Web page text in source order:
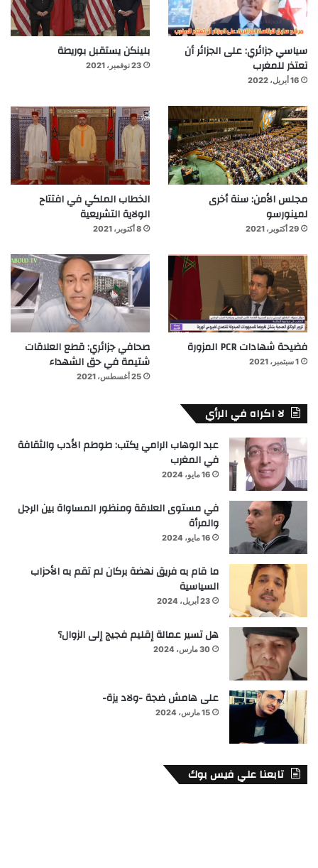
سياسي جزائري: على الجزائر أن
تعتذر للمغرب
16 أبريل، 2022
بلينكن يستقبل بوريطة
23 نوفمبر، 2021
مجلس الأمن: سنة أخرى
لمينورسو
29 أكتوبر، 2021
الخطاب الملكي في افتتاح
الولاية التشريعية
8 أكتوبر، 2021
فضيحة شهادات PCR المزورة
1 سبتمبر، 2021
صحافي جزائري: قطع العلاقات
شتيمة في حق الشهداء
25 أغسطس، 2021
لا اكراه في الرأي
عبد الوهاب الرامي يكتب: طوطم الأدب والثقافة
في المغرب
16 مايو، 2024
في مستوى العلاقة ومنظور المساواة بين الرجل
والمرأة
16 مايو، 2024
ما قام به فريق نهضة بركان لم تقم به الأحزاب
السياسية
23 أبريل، 2024
هل تسير عمالة إقليم فجيج إلى الزوال؟
30 مارس، 2024
على هامش ضجة -ولاد يزة-
15 مارس، 2024
تابعنا علي فيس بوك